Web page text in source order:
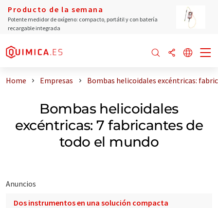
Producto de la semana
Potente medidor de oxígeno: compacto, portátil y con batería
recargable integrada
Home Empresas Bombas helicoidales excéntricas:
Bombas helicoidales
excéntricas: 7 fabricantes de
todo el mundo
Anuncios
Dos instrumentos en una solución compacta